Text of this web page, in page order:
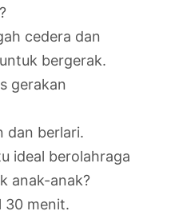
cedera dan
bergerak.
gerakan
dan berlari.
ideal berolahraga
anak-anak?
30 menit.